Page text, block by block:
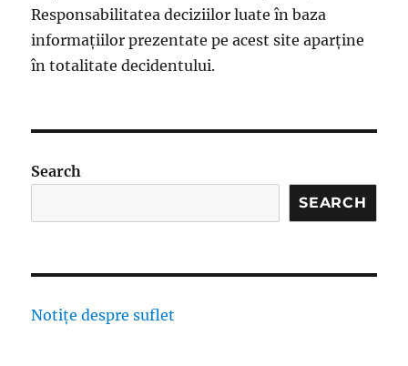
Responsabilitatea deciziilor luate în baza
informațiilor prezentate pe acest site aparține
în totalitate decidentului.
Search
SEARCH
Notițe despre suflet